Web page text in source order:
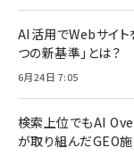
AI活用でWebサイト
つの新基準」とは？
6月24日 7:05
検索上位でもAI
が取り組んだGEO